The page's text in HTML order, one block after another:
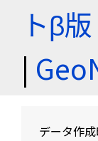
トβ版
|
データ作成